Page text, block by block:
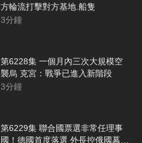
方輪流打擊對方基地.船隻
3分鐘
第6228集 一個月內三次大規模空
襲烏 克宮：戰爭已進入新階段
3分鐘
第6229集 聯合國票選非常任理事
國！德國首度落選 外長控俄國幕後